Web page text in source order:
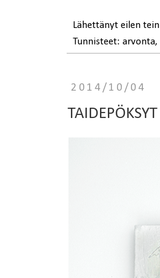
Lähettänyt eilen tein
Tunnisteet: arvonta,
2014/10/04
TAIDEPÖKSYT